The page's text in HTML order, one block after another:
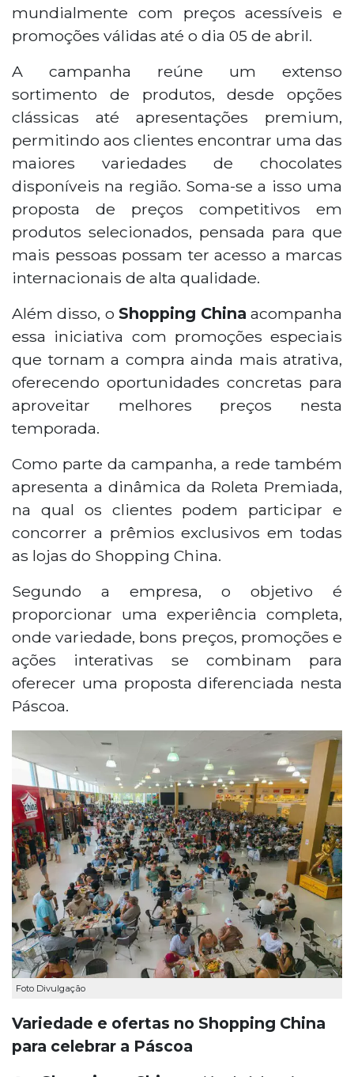
mundialmente com preços acessíveis e
promoções válidas até o dia 05 de abril.
A campanha reúne um extenso
sortimento de produtos, desde opções
clássicas até apresentações premium,
permitindo aos clientes encontrar uma das
maiores variedades de chocolates
disponíveis na região. Soma-se a isso uma
proposta de preços competitivos em
produtos selecionados, pensada para que
mais pessoas possam ter acesso a marcas
internacionais de alta qualidade.
Além disso, o Shopping China acompanha
essa iniciativa com promoções especiais
que tornam a compra ainda mais atrativa,
oferecendo oportunidades concretas para
aproveitar melhores preços nesta
temporada.
Como parte da campanha, a rede também
apresenta a dinâmica da Roleta Premiada,
na qual os clientes podem participar e
concorrer a prêmios exclusivos em todas
as lojas do Shopping China.
Segundo a empresa, o objetivo é
proporcionar uma experiência completa,
onde variedade, bons preços, promoções e
ações interativas se combinam para
oferecer uma proposta diferenciada nesta
Páscoa.
Foto Divulgação
Variedade e ofertas no Shopping China
para celebrar a Páscoa